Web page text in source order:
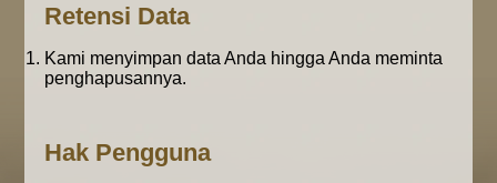
Retensi Data
Kami menyimpan data Anda hingga Anda meminta
penghapusannya.
Hak Pengguna